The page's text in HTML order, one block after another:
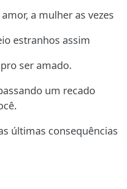
a mulher as vezes
estranhos assim
ser amado.
um recado
últimas consequências